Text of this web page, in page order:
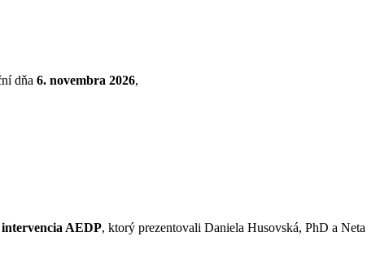
dňa 6. novembra 2026,
intervencia AEDP, ktorý prezentovali Daniela Husovská, PhD a Neta